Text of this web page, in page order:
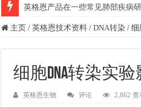
英格恩产品在一些常见肺部疾病
主页 / 英格恩技术资料 / DNA转染 / 细
细胞DNA转染实
英格恩生物 评论 2,862 查